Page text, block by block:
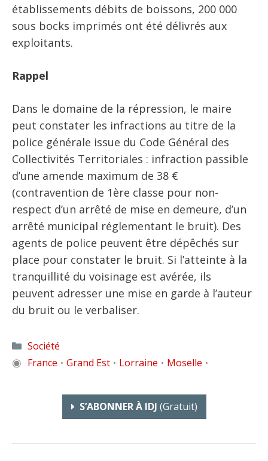
établissements débits de boissons, 200 000
sous bocks imprimés ont été délivrés aux
exploitants.
Rappel
Dans le domaine de la répression, le maire
peut constater les infractions au titre de la
police générale issue du Code Général des
Collectivités Territoriales : infraction passible
d’une amende maximum de 38 €
(contravention de 1ère classe pour non-
respect d’un arrêté de mise en demeure, d’un
arrêté municipal réglementant le bruit). Des
agents de police peuvent être dépêchés sur
place pour constater le bruit. Si l’atteinte à la
tranquillité du voisinage est avérée, ils
peuvent adresser une mise en garde à l’auteur
du bruit ou le verbaliser.
Catégories
Société
◉ France • Grand Est • Lorraine • Moselle •
S’ABONNER À IDJ (gratuit)